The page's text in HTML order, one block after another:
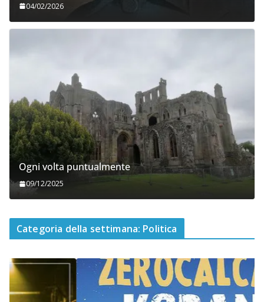
04/02/2026
Ogni volta puntualmente
09/12/2025
Categoria della settimana: Politica